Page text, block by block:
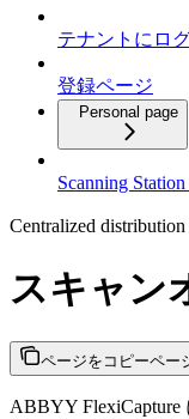
テナントにロ
登録ページ
Personal page
Scanning
Centralized
スキャン
ページをコピーペー
ABBYY